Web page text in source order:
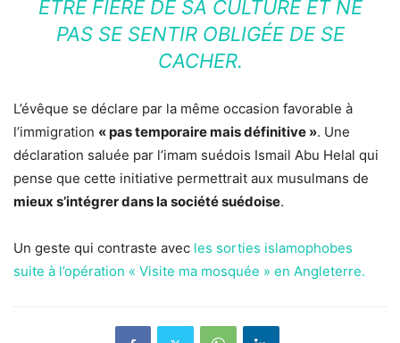
ÊTRE FIÈRE DE SA CULTURE ET NE
PAS SE SENTIR OBLIGÉE DE SE
CACHER.
L’évêque se déclare par la même occasion favorable à
l’immigration « pas temporaire mais définitive ». Une
déclaration saluée par l’imam suédois Ismail Abu Helal qui
pense que cette initiative permettrait aux musulmans de
mieux s’intégrer dans la société suédoise.
Un geste qui contraste avec les sorties islamophobes
suite à l’opération « Visite ma mosquée » en Angleterre.